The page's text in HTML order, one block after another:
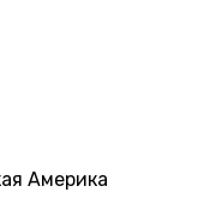
Америка